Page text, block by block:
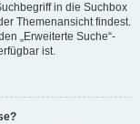
in die Suchbox
Themenansicht findest.
„Erweiterte Suche“-
ist.